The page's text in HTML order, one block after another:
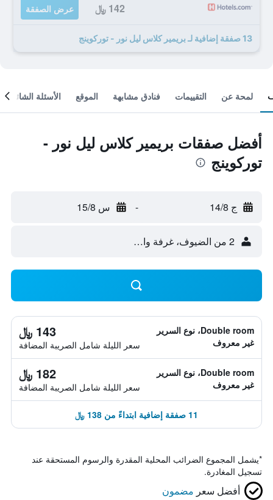
142 ﷼ عرض الصفقة
13 صفقة إضافية لـ بريمير كلاس ليل نور - توركوينج
لمحة عن التقييمات فنادق مشابهة الموقع الأسئلة الشائعة
أفضل صفقات بريمير كلاس ليل نور -
توركوينج
ج 14/8 - س 15/8
2 من الضيوف، غرفة واحدة
Double room، نوع السرير
غير معروف
143 ﷼
سعر الليلة شامل الصريبة المضافة
Double room، نوع السرير
غير معروف
182 ﷼
سعر الليلة شامل الصريبة المضافة
11 صفقة إضافية ابتداءً من 138 ﷼
*يشمل المجموع الضرائب المحلية المقدرة والرسوم المستحقة عند
تسجيل المغادرة.
أفضل سعر مضمون